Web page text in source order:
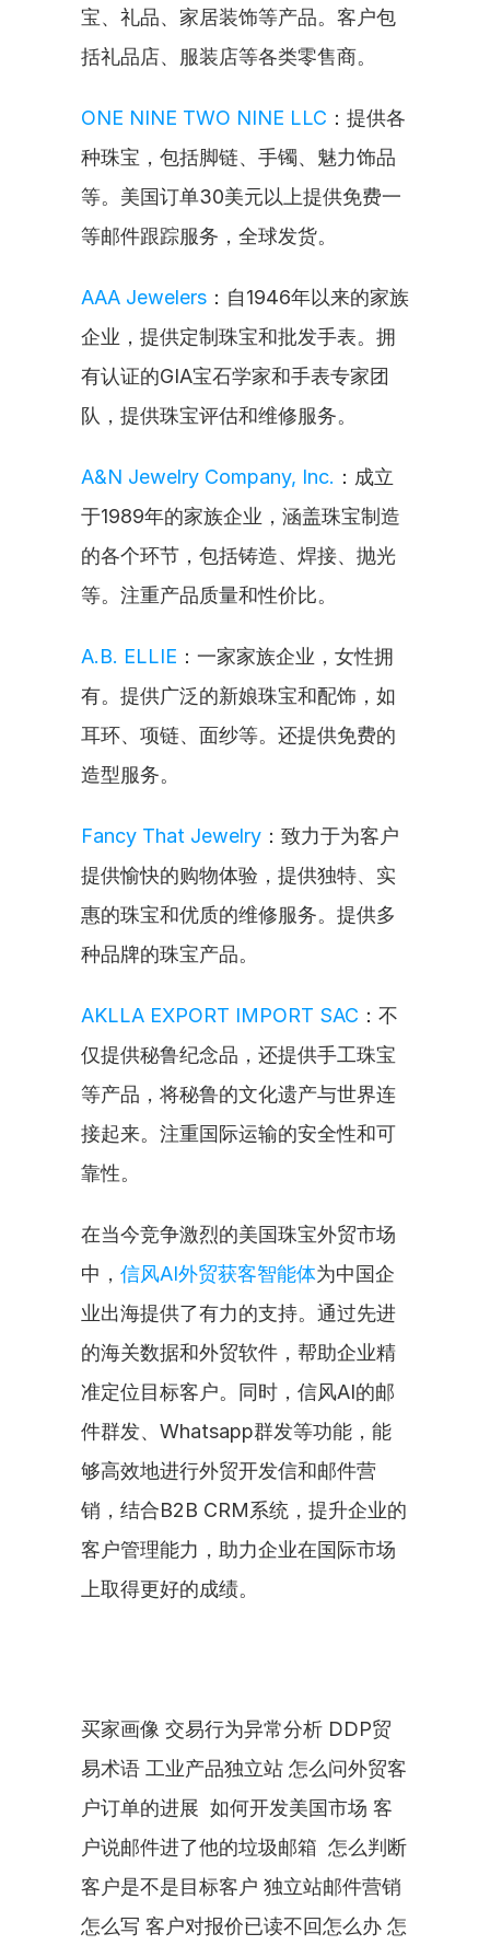
宝、礼品、家居装饰等产品。客户包
括礼品店、服装店等各类零售商。
ONE NINE TWO NINE LLC ：提供各
种珠宝，包括脚链、手镯、魅力饰品
等。美国订单30美元以上提供免费一
等邮件跟踪服务，全球发货。
AAA Jewelers ：自1946年以来的家族
企业，提供定制珠宝和批发手表。拥
有认证的GIA宝石学家和手表专家团
队，提供珠宝评估和维修服务。
A&N Jewelry Company, Inc. ：成立
于1989年的家族企业，涵盖珠宝制造
的各个环节，包括铸造、焊接、抛光
等。注重产品质量和性价比。
A.B. ELLIE ：一家家族企业，女性拥
有。提供广泛的新娘珠宝和配饰，如
耳环、项链、面纱等。还提供免费的
造型服务。
Fancy That Jewelry ：致力于为客户
提供愉快的购物体验，提供独特、实
惠的珠宝和优质的维修服务。提供多
种品牌的珠宝产品。
AKLLA EXPORT IMPORT SAC ：不
仅提供秘鲁纪念品，还提供手工珠宝
等产品，将秘鲁的文化遗产与世界连
接起来。注重国际运输的安全性和可
靠性。
在当今竞争激烈的美国珠宝外贸市场
中， 信风AI外贸获客智能体为中国企
业出海提供了有力的支持。通过先进
的海关数据和外贸软件，帮助企业精
准定位目标客户。同时，信风AI的邮
件群发、Whatsapp群发等功能，能
够高效地进行外贸开发信和邮件营
销，结合B2B CRM系统，提升企业的
客户管理能力，助力企业在国际市场
上取得更好的成绩。
买家画像 交易行为异常分析 DDP贸
易术语 工业产品独立站 怎么问外贸客
户订单的进展  如何开发美国市场 客
户说邮件进了他的垃圾邮箱  怎么判断
客户是不是目标客户 独立站邮件营销
怎么写 客户对报价已读不回怎么办 怎